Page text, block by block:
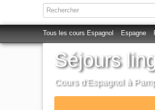
Tous les cours Espagnol Espagne
Séjours
Cours d'Espagnol à